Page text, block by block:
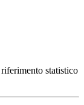
statistico